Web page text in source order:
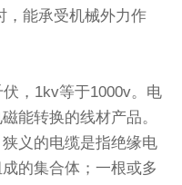
，能承受机械外力作
，1kv等于1000v。电
能转换的线材产品。
义的电缆是指绝缘电
的集合体；一根或多